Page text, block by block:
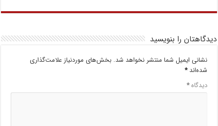
دیدگاهتان را بنویسید
نشانی ایمیل شما منتشر نخواهد شد. بخش‌های موردنیاز علامت‌گذاری
شده‌اند*
دیدگاه*